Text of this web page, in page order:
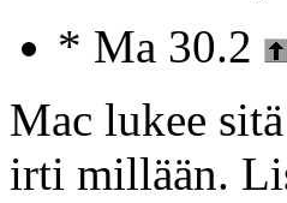
* Ma 30.2
Mac lukee
irti millään.